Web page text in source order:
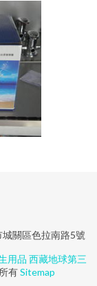
關區色拉南路5號
用品 西藏地球第三
有Sitemap